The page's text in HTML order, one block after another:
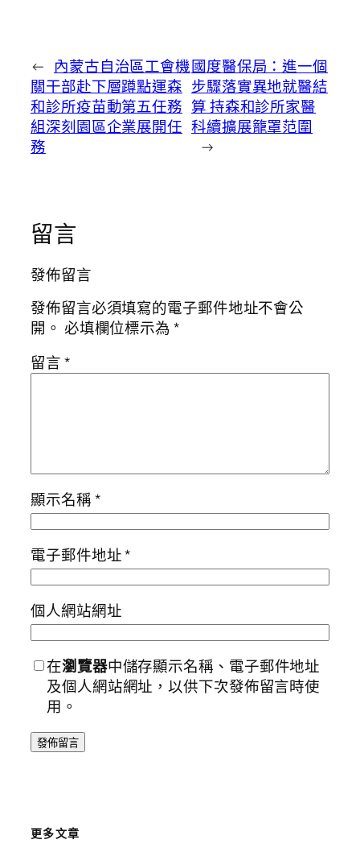
← 內蒙古自治區工會機
關干部赴下層蹲點運森
和診所疫苗動第五任務
組深刻園區企業展開任
務
國度醫保局：進一個
步驟落實異地就醫結
算 持森和診所家醫
科續擴展籠罩范圍
→
留言
發佈留言
發佈留言必須填寫的電子郵件地址不會公
開。 必填欄位標示為*
留言*
顯示名稱*
電子郵件地址*
個人網站網址
在瀏覽器中儲存顯示名稱、電子郵件地址
及個人網站網址，以供下次發佈留言時使
用。
更多文章